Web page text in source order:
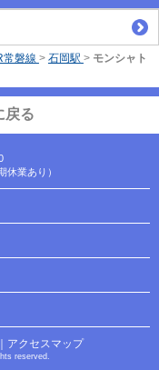
常磐線 > 石岡駅 > モンシャト
戻る
休業あり）
｜アクセスマップ
reserved.